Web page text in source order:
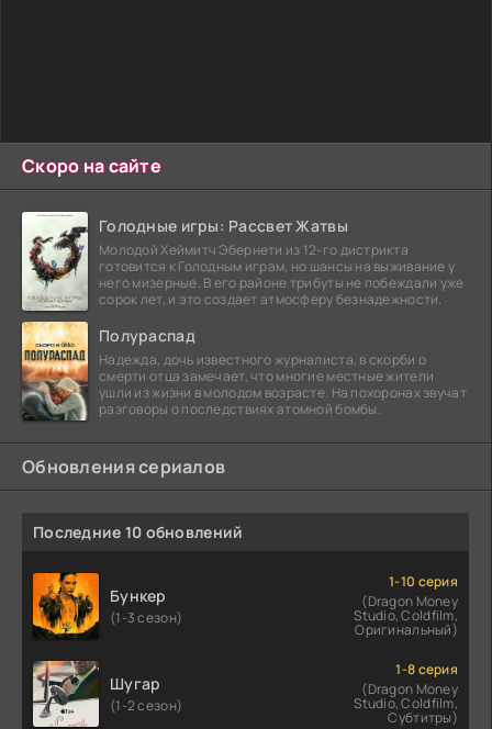
Скоро на сайте
Голодные игры: Рассвет Жатвы
Молодой Хеймитч Эбернети из 12-го дистрикта
готовится к Голодным играм, но шансы на выживание у
него мизерные. В его районе трибуты не побеждали уже
сорок лет, и это создает атмосферу безнадежности.
Полураспад
Надежда, дочь известного журналиста, в скорби о
смерти отца замечает, что многие местные жители
ушли из жизни в молодом возрасте. На похоронах звучат
разговоры о последствиях атомной бомбы.
Обновления сериалов
Последние 10 обновлений
Бункер
(1-3 сезон)
1-10 серия
(Dragon Money
Studio, Coldfilm,
Оригинальный)
Шугар
(1-2 сезон)
1-8 серия
(Dragon Money
Studio, Coldfilm,
Субтитры)